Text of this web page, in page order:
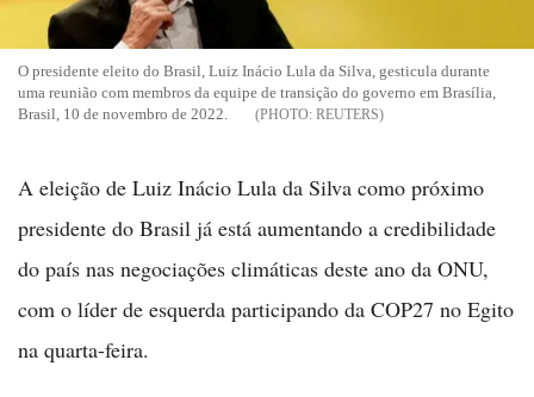
O presidente eleito do Brasil, Luiz Inácio Lula da Silva, gesticula durante
uma reunião com membros da equipe de transição do governo em Brasília,
Brasil, 10 de novembro de 2022.
REUTERS
A eleição de Luiz Inácio Lula da Silva como próximo
presidente do Brasil já está aumentando a credibilidade
do país nas negociações climáticas deste ano da ONU,
com o líder de esquerda participando da COP27 no Egito
na quarta-feira.